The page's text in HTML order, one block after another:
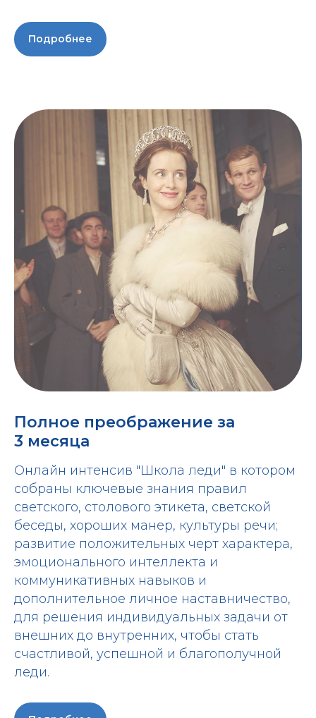
Подробнее
Полное преображение за
3 месяца
Онлайн интенсив "Школа леди" в котором
собраны ключевые знания правил
светского, столового этикета, светской
беседы, хороших манер, культуры речи;
развитие положительных черт характера,
эмоционального интеллекта и
коммуникативных навыков и
дополнительное личное наставничество,
для решения индивидуальных задачи от
внешних до внутренних, чтобы стать
счастливой, успешной и благополучной
леди.